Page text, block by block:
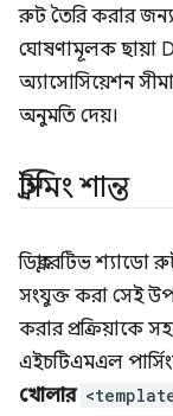
রুট তৈরি করার জন্য
ঘোষণামূলক ছায়া
অ্যাসোসিয়েশন
অনুমতি দেয়।
স্ট্রিমিং শান্ত
ডিক্লারেটিভ
সংযুক্ত করা সেই
করার প্রক্রিয়াকে
এইচটিএমএল
খোলার